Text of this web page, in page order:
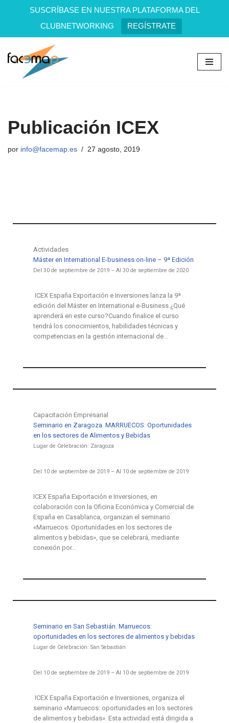
SUSCRÍBASE EN NUESTRA PLATAFORMA DEL
CLUBNETWORKING
REGÍSTRATE
Saltar
Publicación ICEX
por info@facemap.es 27 agosto, 2019
Actividades
Máster en International E-business on-line – 9ª Edición
Del 30 de septiembre de 2019 – Al 30 de septiembre de 2020
ICEX España Exportación e Inversiones lanza la 9ª
edición del Máster en International e-Business.¿Qué
aprenderá en este curso?Cuando finalice el curso
tendrá los conocimientos, habilidades técnicas y
competencias en la gestión internacional de…
Capacitación Empresarial
Seminario en Zaragoza. MARRUECOS: Oportunidades
en los sectores de Alimentos y Bebidas
Lugar de Celebración: Zaragoza
Del 10 de septiembre de 2019 – Al 10 de septiembre de 2019
ICEX España Exportación e Inversiones, en
colaboración con la Oficina Económica y Comercial de
España en Casablanca, organizan el seminario
«Marruecos: Oportunidades en los sectores de
alimentos y bebidas», que se celebrará, mediante
conexión por…
Seminario en San Sebastián. Marruecos:
oportunidades en los sectores de alimentos y bebidas
Lugar de Celebración: San Sebastián
Del 10 de septiembre de 2019 – Al 10 de septiembre de 2019
ICEX España Exportación e Inversiones, organiza el
seminario «Marruecos: oportunidades en los sectores
de alimentos y bebidas». Esta actividad está dirigida a